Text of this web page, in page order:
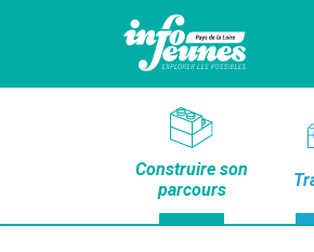
Construire son
parcours